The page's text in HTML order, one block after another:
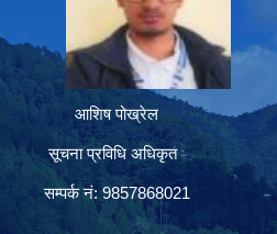
आशिष पोख्रेल
सूचना प्रविधि अधिकृत
सम्पर्क नं: 9857868021